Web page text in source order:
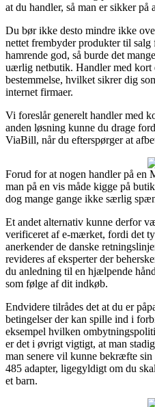
at du handler, så man er sikker på
Du bør ikke desto mindre ikke
nettet frembyder produkter til
hamrende god, så burde det
uærlig netbutik. Handler med kort
bestemmelse, hvilket sikrer dig
internet firmaer.
Vi foreslår generelt handler med
anden løsning kunne du drage
ViaBill, når du efterspørger at
Forud for at nogen handler på en
man på en vis måde kigge på
dog mange gange ikke særlig
Et andet alternativ kunne derfor
verificeret af e-mærket, fordi det
anerkender de danske
revideres af eksperter der
du anledning til en hjælpende
som følge af dit indkøb.
Endvidere tilrådes det at du er
betingelser der kan spille ind i
eksempel hvilken
er det i øvrigt vigtigt, at man
man senere vil kunne bekræfte
485 adapter, ligegyldigt om du
et barn.